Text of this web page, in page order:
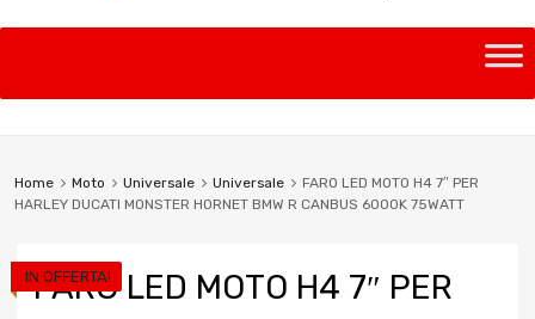
Home Moto Universale Universale
FARO LED MOTO H4 7″ PER
HARLEY DUCATI MONSTER HORNET BMW R CANBUS 6000K 75WATT
FARO LED MOTO H4 7″ PER
IN OFFERTA!